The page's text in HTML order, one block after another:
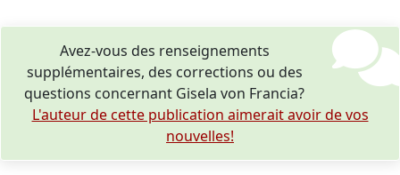
Avez-vous des renseignements
supplémentaires, des corrections ou des
questions concernant Gisela von Francia?
L'auteur de cette publication aimerait avoir de vos
nouvelles!